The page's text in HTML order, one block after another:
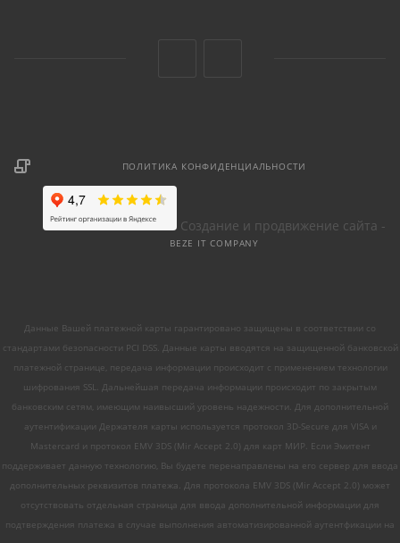
ПОЛИТИКА КОНФИДЕНЦИАЛЬНОСТИ
Создание и продвижение сайта -
BEZE IT COMPANY
Данные Вашей платежной карты гарантировано защищены в соответствии со
стандартами безопасности PCI DSS. Данные карты вводятся на защищенной банковской
платежной странице, передача информации происходит с применением технологии
шифрования SSL. Дальнейшая передача информации происходит по закрытым
банковским сетям, имеющим наивысший уровень надежности. Для дополнительной
аутентификации Держателя карты используется протокол 3D-Secure для VISA и
Mastercard и протокол EMV 3DS (Mir Accept 2.0) для карт МИР. Если Эмитент
поддерживает данную технологию, Вы будете перенаправлены на его сервер для ввода
дополнительных реквизитов платежа. Для протокола EMV 3DS (Mir Accept 2.0) может
отсутствовать отдельная страница для ввода дополнительной информации для
подтверждения платежа в случае выполнения автоматизированной аутентфикации на